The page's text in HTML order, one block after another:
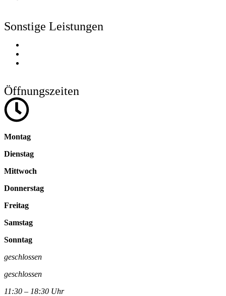
Sonstige Leistungen
Öffnungszeiten
Montag
Dienstag
Mittwoch
Donnerstag
Freitag
Samstag
Sonntag
geschlossen
geschlossen
11:30 – 18:30 Uhr